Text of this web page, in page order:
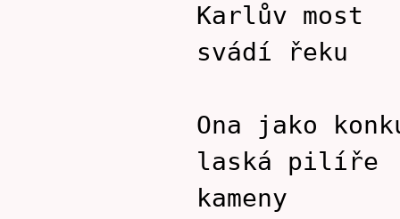
Karlův most
svádí řeku
Ona jako
laská pilíře
kameny